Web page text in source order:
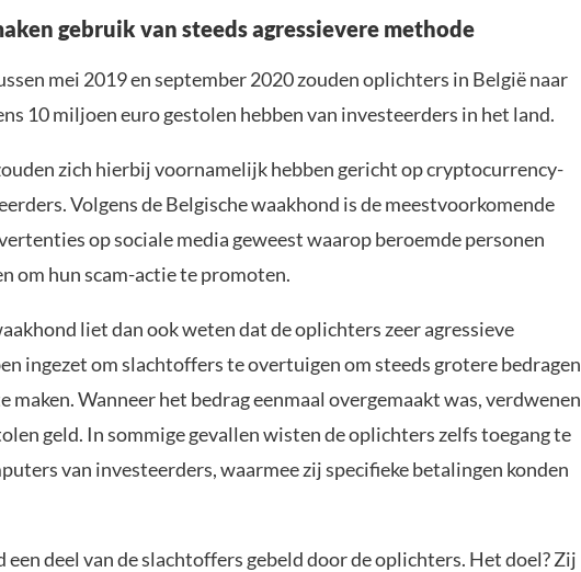
gebruik van steeds agressievere methode
mei 2019 en september 2020 zouden oplichters in België naar
10 miljoen euro gestolen hebben van investeerders in het land.
zich hierbij voornamelijk hebben gericht op cryptocurrency-
Volgens de Belgische waakhond is de meestvoorkomende
op sociale media geweest waarop beroemde personen
om hun scam-actie te promoten.
liet dan ook weten dat de oplichters zeer agressieve
ingezet om slachtoffers te overtuigen om steeds grotere bedragen
maken. Wanneer het bedrag eenmaal overgemaakt was, verdwenen
geld. In sommige gevallen wisten de oplichters zelfs toegang te
van investeerders, waarmee zij specifieke betalingen konden
deel van de slachtoffers gebeld door de oplichters. Het doel? Zij